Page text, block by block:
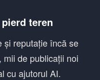
teren
și reputație încă se
de publicații noi
cu ajutorul AI.